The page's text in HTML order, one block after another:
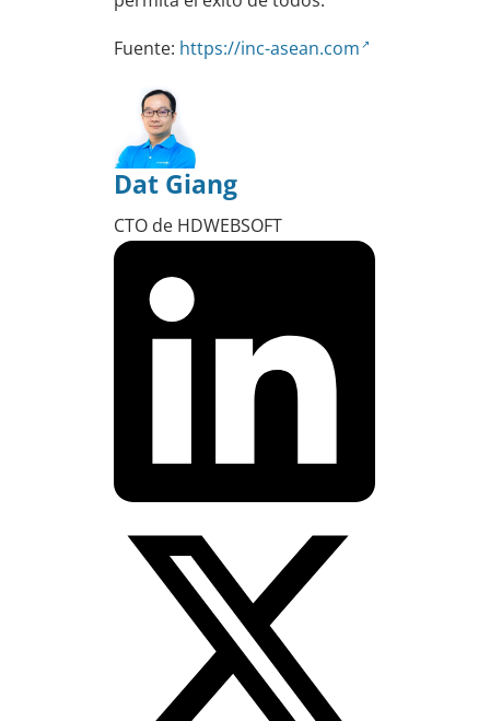
Fuente: https://inc-asean.com
Dat Giang
CTO de HDWEBSOFT